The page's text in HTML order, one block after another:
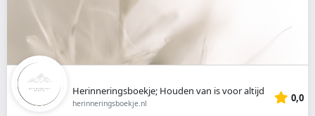
Herinneringsboekje; Houden van is voor altijd
herinneringsboekje.nl 0,0